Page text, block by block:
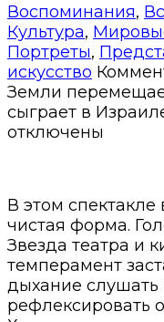
Воспоминания,
Культура,
Портреты,
искусство
Земли
сыграет в
отключены
В этом спектакле
чистая форма.
Звезда театра и
темперамент
дыхание слушать
рефлексировать